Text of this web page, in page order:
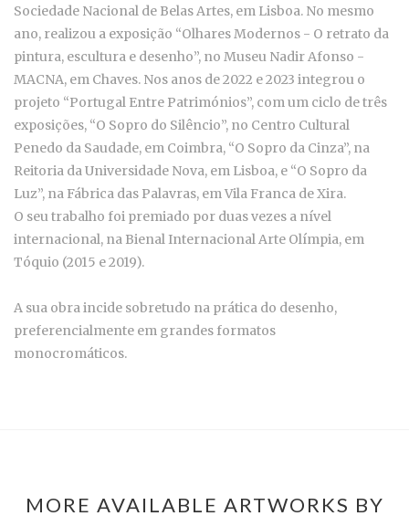
Sociedade Nacional de Belas Artes, em Lisboa. No mesmo
ano, realizou a exposição “Olhares Modernos - O retrato da
pintura, escultura e desenho”, no Museu Nadir Afonso -
MACNA, em Chaves. Nos anos de 2022 e 2023 integrou o
projeto “Portugal Entre Patrimónios”, com um ciclo de três
exposições, “O Sopro do Silêncio”, no Centro Cultural
Penedo da Saudade, em Coimbra, “O Sopro da Cinza”, na
Reitoria da Universidade Nova, em Lisboa, e “O Sopro da
Luz”, na Fábrica das Palavras, em Vila Franca de Xira.
O seu trabalho foi premiado por duas vezes a nível
internacional, na Bienal Internacional Arte Olímpia, em
Tóquio (2015 e 2019).
A sua obra incide sobretudo na prática do desenho,
preferencialmente em grandes formatos
monocromáticos.
MORE AVAILABLE ARTWORKS BY